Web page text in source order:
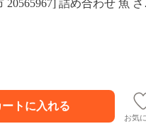
20565967] 詰め合わせ 魚 さ
お気